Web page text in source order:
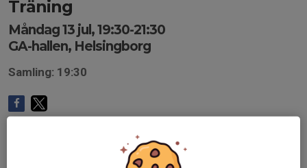
Träning
Måndag 13 jul, 19:30-21:30
GA-hallen, Helsingborg
Samling: 19:30